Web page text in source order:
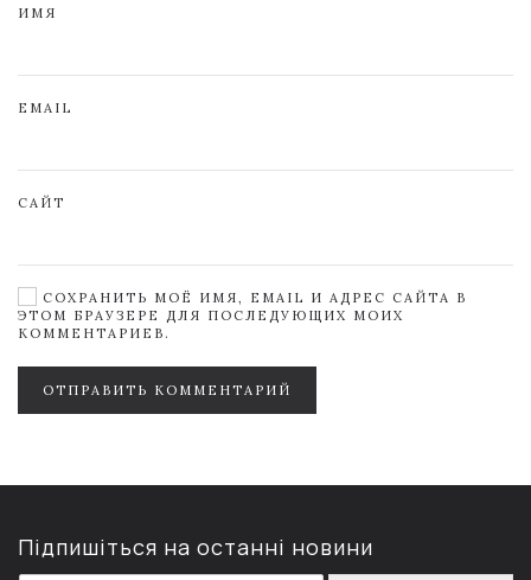
ИМЯ
EMAIL
САЙТ
СОХРАНИТЬ МОЁ ИМЯ, EMAIL И АДРЕС САЙТА В
ЭТОМ БРАУЗЕРЕ ДЛЯ ПОСЛЕДУЮЩИХ МОИХ
КОММЕНТАРИЕВ.
ОТПРАВИТЬ КОММЕНТАРИЙ
Підпишіться на останні новини